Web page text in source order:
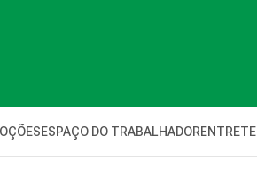
ESPAÇO DO TRABALHADOR